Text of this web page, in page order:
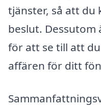
tjänster, så att
beslut. Dessutom
för att se till att
affären för ditt